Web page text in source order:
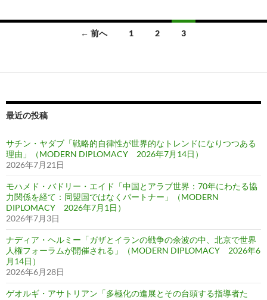
ナ
ゲ
ー
シ
ョ
ン
← 前へ 1 2 3
最近の投稿
サチン・ヤダブ「戦略的自律性が世界的なトレンドになりつつある
理由」（MODERN DIPLOMACY 2026年7月14日）
2026年7月21日
モハメド・バドリー・エイド「中国とアラブ世界：70年にわたる協
力関係を経て：同盟国ではなくパートナー」（MODERN
DIPLOMACY 2026年7月1日）
2026年7月3日
ナディア・ヘルミー「ガザとイランの戦争の余波の中、北京で世界
人権フォーラムが開催される」（MODERN DIPLOMACY 2026年6
月14日）
2026年6月28日
ゲオルギ・アサトリアン「多極化の進展とその台頭する指導者た